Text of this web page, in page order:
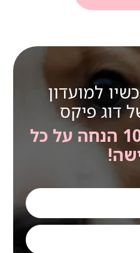
למועדון
דוג פיקס
ונהנים מ – 10% הנחה על כל